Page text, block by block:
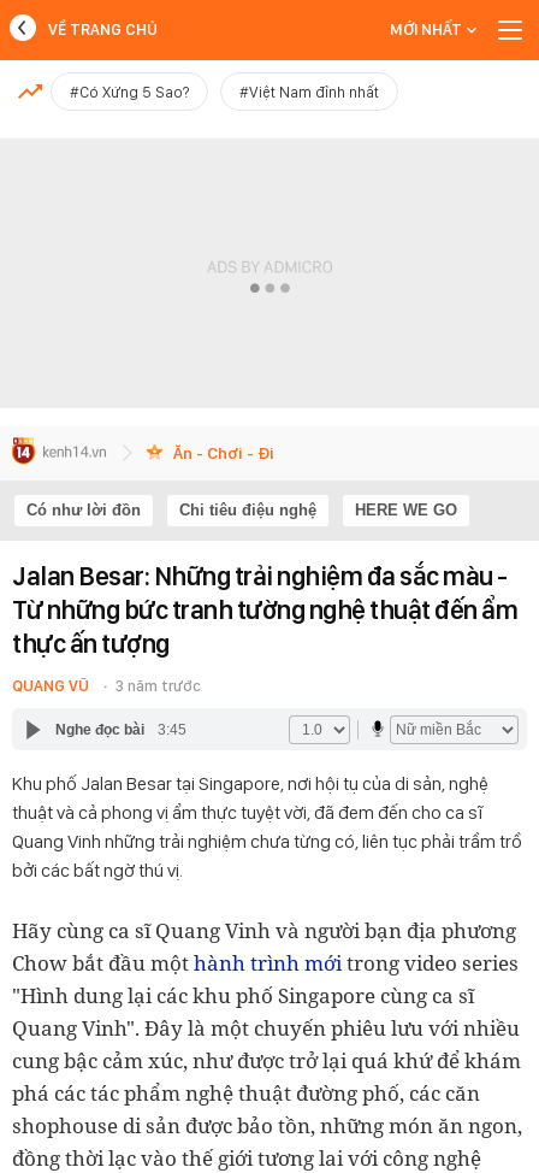
MỚI NHẤT
VỀ TRANG CHỦ MỚI NHẤT
#Có Xứng 5 Sao? #Việt Nam đỉnh nhất
Ăn - Chơi - Đi
Có như lời đồn Chi tiêu điệu nghệ HERE WE GO
Jalan Besar: Những trải nghiệm đa sắc màu -
Từ những bức tranh tường nghệ thuật đến ẩm
thực ấn tượng
QUANG VŨ 3 năm trước
Nghe đọc bài 3:45
Khu phố Jalan Besar tại Singapore, nơi hội tụ của di sản, nghệ
thuật và cả phong vị ẩm thực tuyệt vời, đã đem đến cho ca sĩ
Quang Vinh những trải nghiệm chưa từng có, liên tục phải trầm trồ
bởi các bất ngờ thú vị.
Hãy cùng ca sĩ Quang Vinh và người bạn địa phương
Chow bắt đầu mộthành trình mớitrong video series
"Hình dung lại các khu phố Singapore cùng ca sĩ
Quang Vinh". Đây là một chuyến phiêu lưu với nhiều
cung bậc cảm xúc, như được trở lại quá khứ để khám
phá các tác phẩm nghệ thuật đường phố, các căn
shophouse di sản được bảo tồn, những món ăn ngon,
đồng thời lạc vào thế giới tương lai với công nghệ